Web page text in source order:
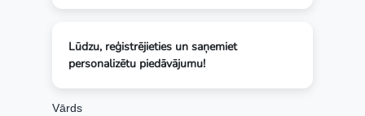
Lūdzu, reģistrējieties un saņemiet
personalizētu piedāvājumu!
Vārds